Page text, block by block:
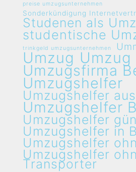
preise umzugsunternehmen
Sonderkündigung
Studenen als
studentische
trinkgeld umzugsunternehmen
Umzug Umzug
Umzugsfirma
Umzugshelfer
Umzugshelfer
Umzugshelfer
Umzugshelfer
Umzugshelfer in
Umzugshelfer
Umzugshelfer
Transporter